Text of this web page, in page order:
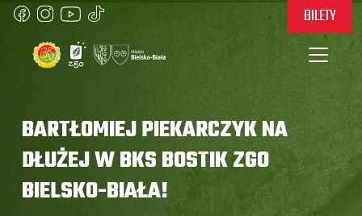
BILETY
BARTŁOMIEJ PIEKARCZYK NA
DŁUŻEJ W BKS BOSTIK ZGO
BIELSKO-BIAŁA!